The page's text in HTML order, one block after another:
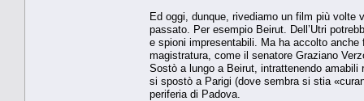
Ed oggi, dunque, rivediamo un film più volte
passato. Per esempio Beirut. Dell’Utri
e spioni impresentabili. Ma ha accolto
magistratura, come il senatore Graziano
Sostò a lungo a Beirut, intrattenendo
si spostò a Parigi (dove sembra si stia
periferia di Padova.